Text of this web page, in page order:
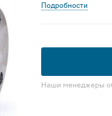
Подробности
Наши менеджеры